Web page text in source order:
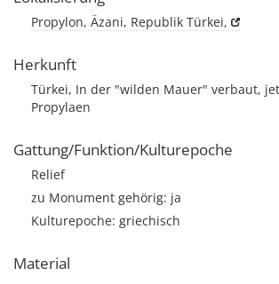
Propylon, Äzani, Republik Türkei,
Herkunft
Türkei, In der "wilden Mauer" verbaut,
Propylaen
Gattung/Funktion/Kulturepoche
Relief
zu Monument gehörig: ja
Kulturepoche: griechisch
Material